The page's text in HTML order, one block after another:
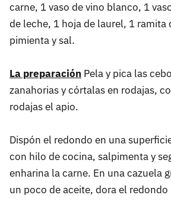
carne, 1 vaso de vino blanco, 1
de leche, 1 hoja de laurel, 1 ramita
pimienta y sal.
La preparación Pela y pica las
zanahorias y córtalas en rodajas,
rodajas el apio.
Dispón el redondo en una
con hilo de cocina, salpimenta y
enharina la carne. En una cazuela
un poco de aceite, dora el